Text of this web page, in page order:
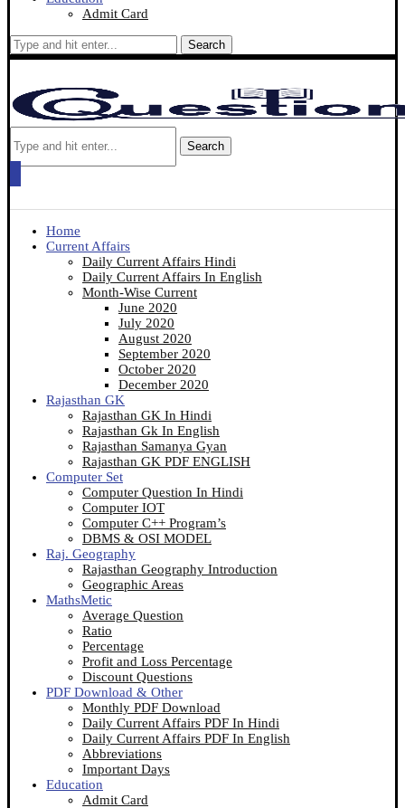
Admit Card
Search
Search
Home
Current Affairs
Daily Current Affairs Hindi
Daily Current Affairs In English
Month-Wise Current
June 2020
July 2020
August 2020
September 2020
October 2020
December 2020
Rajasthan GK
Rajasthan GK In Hindi
Rajasthan Gk In English
Rajasthan Samanya Gyan
Rajasthan GK PDF ENGLISH
Computer Set
Computer Question In Hindi
Computer IOT
Computer C++ Program’s
DBMS & OSI MODEL
Raj. Geography
Rajasthan Geography Introduction
Geographic Areas
MathsMetic
Average Question
Ratio
Percentage
Profit and Loss Percentage
Discount Questions
PDF Download & Other
Monthly PDF Download
Daily Current Affairs PDF In Hindi
Daily Current Affairs PDF In English
Abbreviations
Important Days
Education
Admit Card